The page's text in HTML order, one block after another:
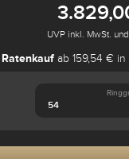
UVP inkl. MwSt.
Ratenkauf ab 159,54 €